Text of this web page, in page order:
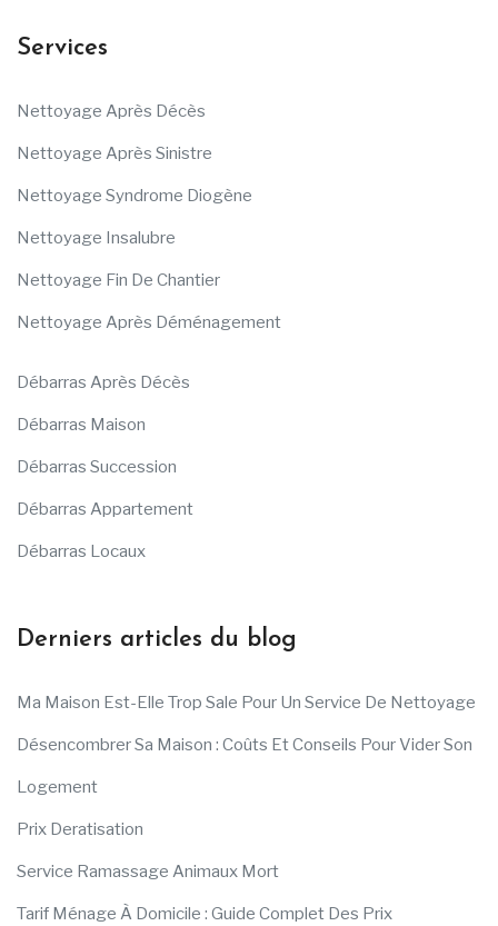
Services
Nettoyage Après Décès
Nettoyage Après Sinistre
Nettoyage Syndrome Diogène
Nettoyage Insalubre
Nettoyage Fin De Chantier
Nettoyage Après Déménagement
Débarras Après Décès
Débarras Maison
Débarras Succession
Débarras Appartement
Débarras Locaux
Derniers articles du blog
Ma Maison Est-Elle Trop Sale Pour Un Service De Nettoyage
Désencombrer Sa Maison : Coûts Et Conseils Pour Vider Son
Logement
Prix Deratisation
Service Ramassage Animaux Mort
Tarif Ménage À Domicile : Guide Complet Des Prix